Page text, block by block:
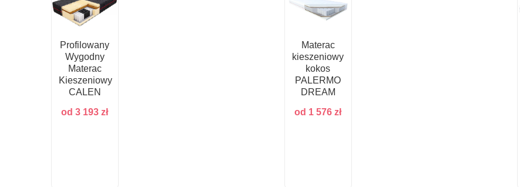
Profilowany
Wygodny
Materac
Kieszeniowy
CALEN
od3 193zł
Materac
kieszeniowy
kokos
PALERMO
DREAM
od 1 576zł